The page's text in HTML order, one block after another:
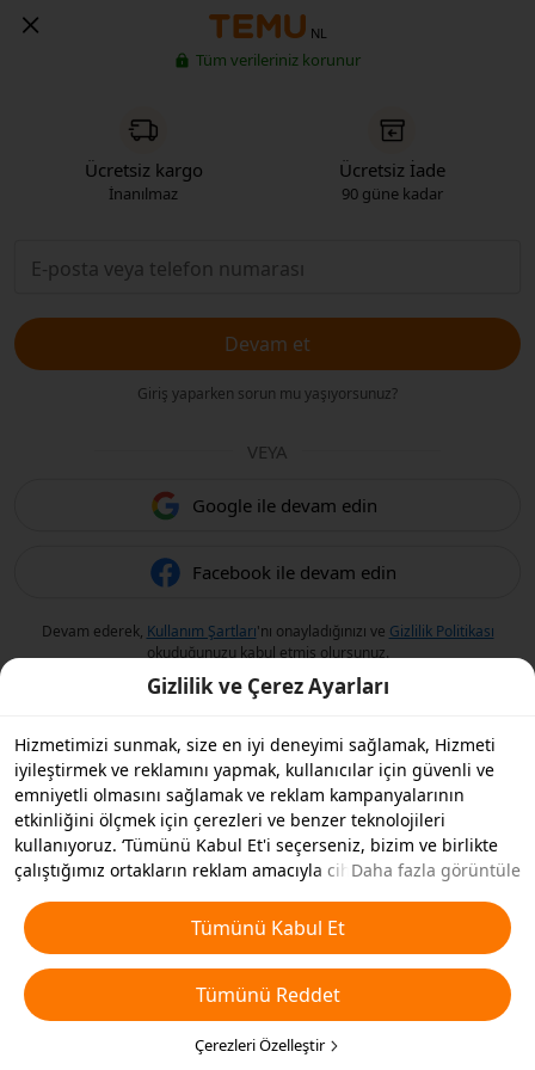
NL
Tüm verileriniz korunur
Ücretsiz kargo
İnanılmaz
Ücretsiz İade
90 güne kadar
Devam et
Giriş yaparken sorun mu yaşıyorsunuz?
VEYA
Google ile devam edin
Facebook ile devam edin
Devam ederek, Kullanım Şartları'nı onayladığınızı ve Gizlilik Politikası
okuduğunuzu kabul etmiş olursunuz.
Gizlilik ve Çerez Ayarları
Hizmetimizi sunmak, size en iyi deneyimi sağlamak, Hizmeti
iyileştirmek ve reklamını yapmak, kullanıcılar için güvenli ve
emniyetli olmasını sağlamak ve reklam kampanyalarının
etkinliğini ölçmek için çerezleri ve benzer teknolojileri
kullanıyoruz. ‘Tümünü Kabul Et'i seçerseniz, bizim ve birlikte
çalıştığımız ortakların reklam amacıyla cihazınızda çerezleri ve
Ayrıca, temel olmayan çerezlerin ’Tümünü Reddedebilir' veya
aşağıdaki ’Çerezleri Özelleştir'i tıklayarak veya gizlilik
ayarlarınızda istediğiniz zaman hangi çerez türlerini kabul
etmek veya devre dışı bırakmak istediğinizi seçebilirsiniz. Daha
fazla detay içinÇerezler ve Benzer Teknolojiler Politikamıza
Daha fazla görüntüle
Tümünü Kabul Et
Tümünü Reddet
Çerezleri Özelleştir